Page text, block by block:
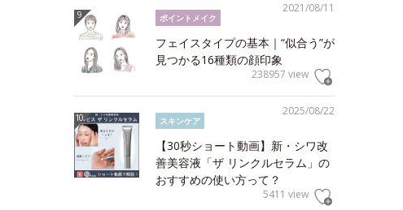
2021/08/11
ポイントメイク
フェイスタイプの基本｜“似合う”が
見つかる16種類の顔印象
238957 view
2025/08/22
スキンケア
【30秒ショート動画】新・シワ改
善美容液「ザ リンクルセラム」の
おすすめの使い方って？
5411 view